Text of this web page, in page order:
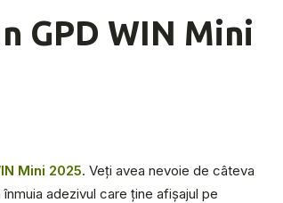
GPD WIN Mini
Mini 2025. Veți avea nevoie de câteva
adezivul care ține afișajul pe